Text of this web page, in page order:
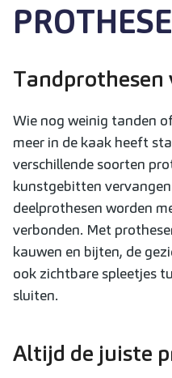
Tandprothesen
Wie nog weinig tanden
meer in de kaak heeft
verschillende soorten
kunstgebitten
deelprothesen worden
verbonden. Met
kauwen en bijten, de
ook zichtbare spleetjes
sluiten.
Altijd de juiste